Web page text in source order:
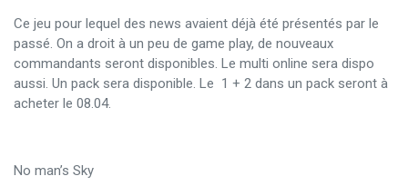
Ce jeu pour lequel des news avaient déjà été présentés par le
passé. On a droit à un peu de game play, de nouveaux
commandants seront disponibles. Le multi online sera dispo
aussi. Un pack sera disponible. Le 1 + 2 dans un pack seront à
acheter le 08.04.
No man’s Sky